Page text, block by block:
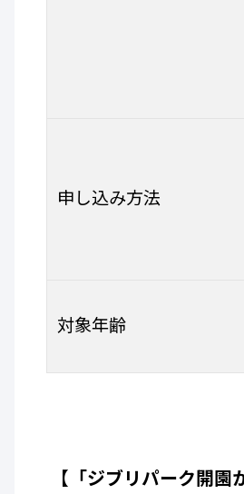
申し込み方法
対象年齢
【「ジブリパーク開